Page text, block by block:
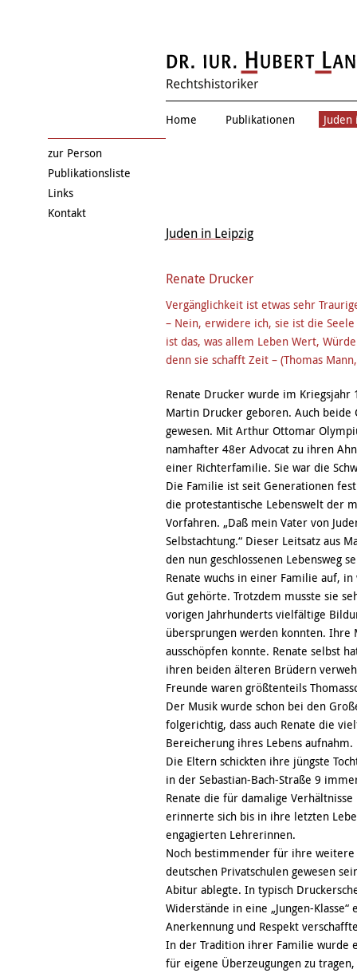
Eduard
Home Publikationen
Juden in Leipzig
Renate Drucker
Vergänglichkeit ist etwas sehr
– Nein, erwidere ich, sie ist die Seele
ist das, was allem Leben Wert,
denn sie schafft Zeit – (Thomas
Renate Drucker wurde im Kriegsjahr
Martin Drucker geboren. Auch beide
gewesen. Mit Arthur Ottomar
namhafter 48er Advocat zu ihren
einer Richterfamilie. Sie war die
Die Familie ist seit Generationen
die protestantische Lebenswelt der
Vorfahren. „Daß mein Vater von
Selbstachtung.“ Dieser Leitsatz aus
den nun geschlossenen Lebensweg
Renate wuchs in einer Familie auf,
Gut gehörte. Trotzdem musste sie
vorigen Jahrhunderts vielfältige
übersprungen werden konnten.
ausschöpfen konnte. Renate selbst
ihren beiden älteren Brüdern
Freunde waren größtenteils
Der Musik wurde schon bei den
folgerichtig, dass auch Renate die
Bereicherung ihres Lebens aufnahm.
Die Eltern schickten ihre jüngste
in der Sebastian-Bach-Straße 9
Renate die für damalige
erinnerte sich bis in ihre letzten
engagierten Lehrerinnen.
Noch bestimmender für ihre
deutschen Privatschulen gewesen
Abitur ablegte. In typisch
Widerstände in eine „Jungen-
Anerkennung und Respekt
In der Tradition ihrer Familie wurde
für eigene Überzeugungen zu
zur Person
Publikationsliste
Links
Kontakt